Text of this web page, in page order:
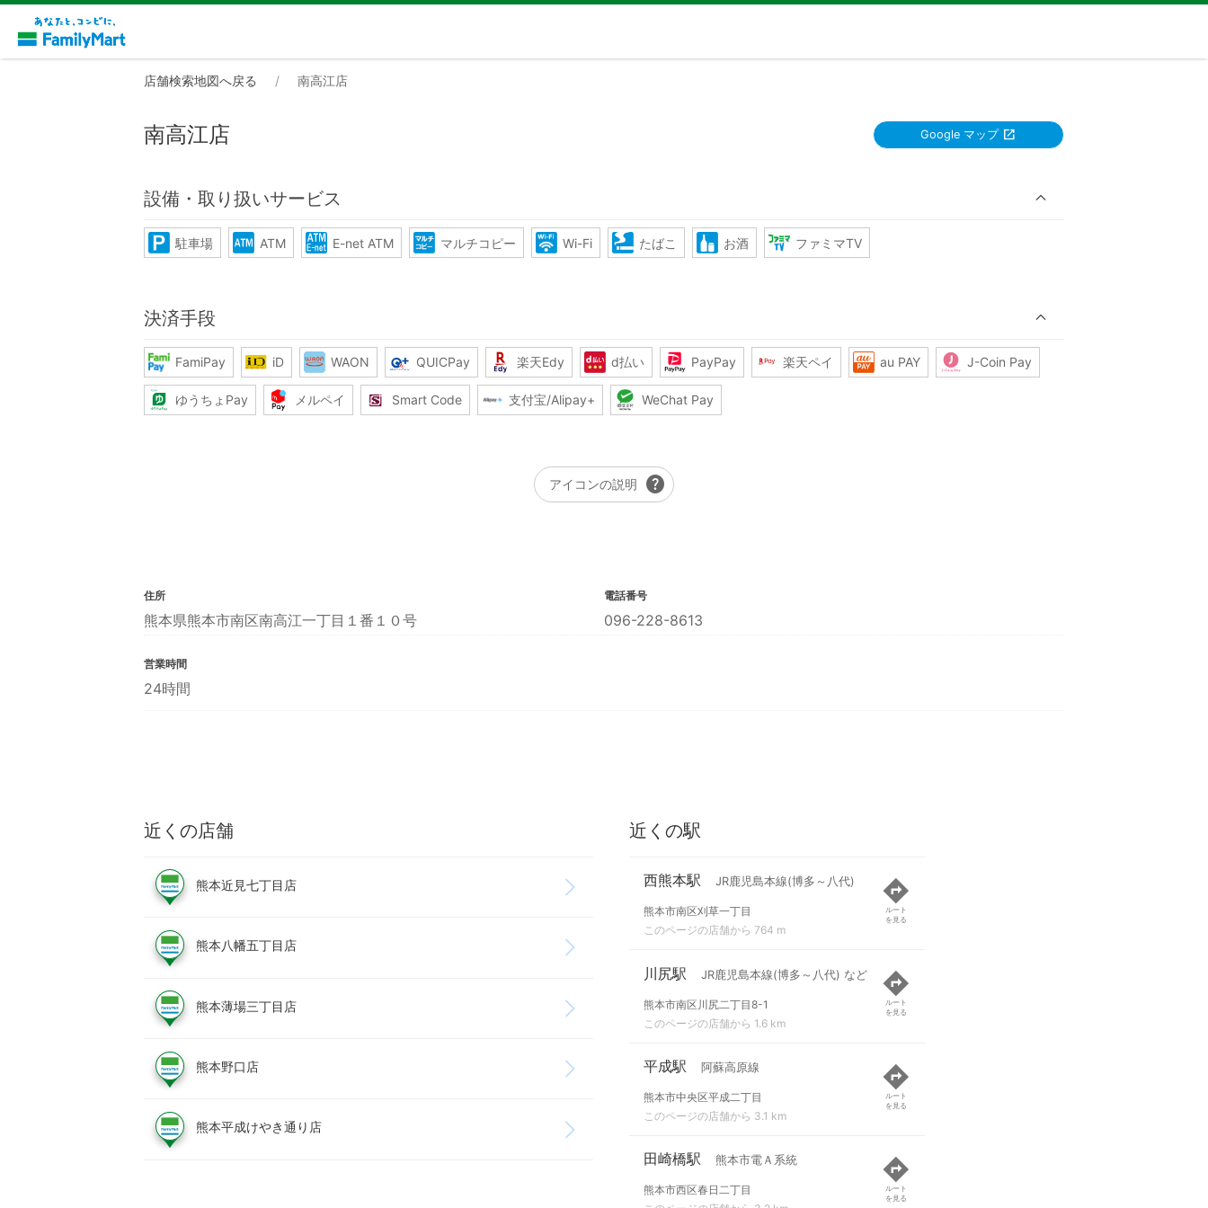
店舗検索地図へ戻る 南高江店
南高江店 Google マップ
設備・取り扱いサービス
駐車場 ATM E-net ATM マルチコピー Wi-Fi たばこ お酒 ファミマTV
決済手段
FamiPay iD WAON QUICPay 楽天Edy d払い PayPay 楽天ペイ au PAY J-Coin Pay
ゆうちょPay メルペイ Smart Code 支付宝/Alipay+ WeChat Pay
アイコンの説明 help
住所
熊本県熊本市南区南高江一丁目１番１０号
電話番号
096-228-8613
営業時間
24時間
近くの店舗
熊本近見七丁目店
熊本八幡五丁目店
熊本薄場三丁目店
熊本野口店
熊本平成けやき通り店
近くの駅
西熊本駅 JR鹿児島本線(博多～八代)
熊本市南区刈草一丁目
このページの店舗から 764 m
ルート
を見る
川尻駅 JR鹿児島本線(博多～八代) など
熊本市南区川尻二丁目8-1
このページの店舗から 1.6 km
ルート
を見る
平成駅 阿蘇高原線
熊本市中央区平成二丁目
このページの店舗から 3.1 km
ルート
を見る
田崎橋駅 熊本市電Ａ系統
熊本市西区春日二丁目
ルート
を見る